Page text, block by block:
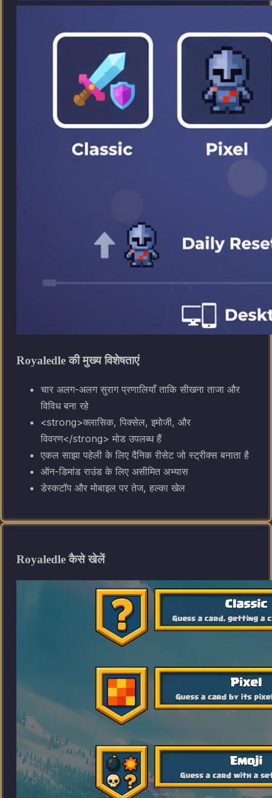
Royaledle की मुख्य विशेषताएं
चार अलग-अलग सुराग प्रणालियाँ ताकि सीखना ताजा और
विविध बना रहे
<strong>क्लासिक, पिक्सेल, इमोजी, और
विवरण</strong> मोड उपलब्ध हैं
एकल साझा पहेली के लिए दैनिक रीसेट जो स्ट्रीक्स बनाता है
ऑन-डिमांड राउंड के लिए असीमित अभ्यास
डेस्कटॉप और मोबाइल पर तेज, हल्का खेल
Royaledle कैसे खेलें